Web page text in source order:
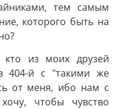
тем самым
которого быть на
из моих друзей
404-й с "такими же
от меня, ибо нам с
чтобы чувство